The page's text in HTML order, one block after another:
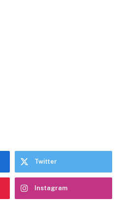
Twitter
Instagram